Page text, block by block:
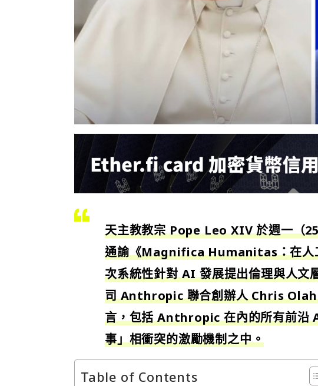
天主教教宗 Pope Leo XIV 於週一（
通諭《Magnifica Humanitas：在人
次系統性針對 AI 發展提出倫理與人文
司 Anthropic 聯合創辦人 Chris
言，包括 Anthropic 在內的所有前沿
事」相衝突的激勵機制之中。
Table of Contents